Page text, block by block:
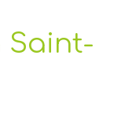
Saint-